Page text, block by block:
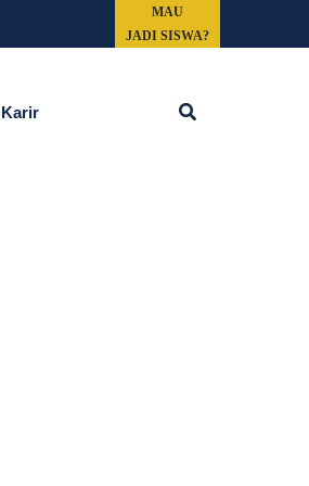
MAU
JADI SISWA?
Karir Cari